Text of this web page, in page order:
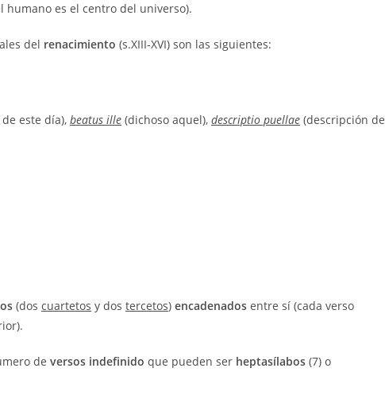
humano es el centro del universo).
del renacimiento (s.XIII-XVI) son las siguientes:
de este día), beatus ille (dichoso aquel), descriptio puellae (descripción de
(dos cuartetos y dos tercetos) encadenados entre sí (cada verso
de versos indefinido que pueden ser heptasílabos (7) o